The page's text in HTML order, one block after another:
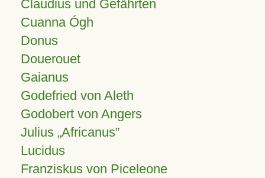
Claudius und Gefährten
Cuanna Ógh
Donus
Douerouet
Gaianus
Godefried von Aleth
Godobert von Angers
Julius Africanus
Lucidus
Franziskus von Piceleone